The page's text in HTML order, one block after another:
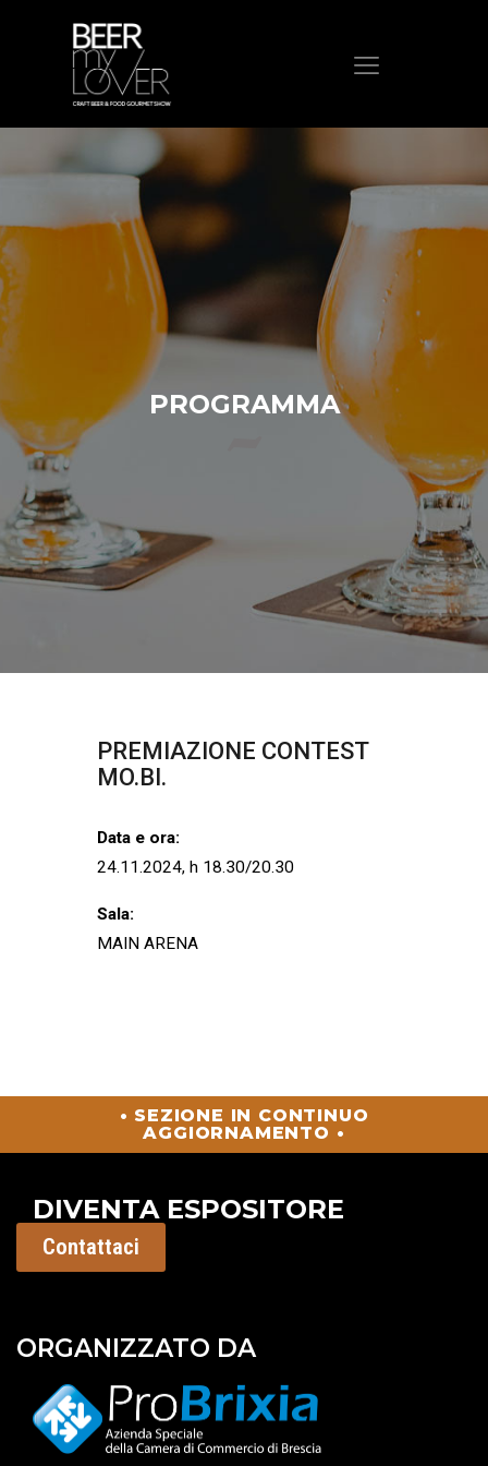
HOME
CHI SIAMO
PROGRAMMA
VISITA
ESPONI
PROTAGONISTI
ELENCO ESPOSITORI
NEWS
CONTATTIPROGRAMMA
PREMIAZIONE CONTEST
MO.BI.
Data e ora:
24.11.2024, h 18.30/20.30
Sala:
MAIN ARENA
• SEZIONE IN CONTINUO
AGGIORNAMENTO •
DIVENTA ESPOSITORE
Contattaci
ORGANIZZATO DA